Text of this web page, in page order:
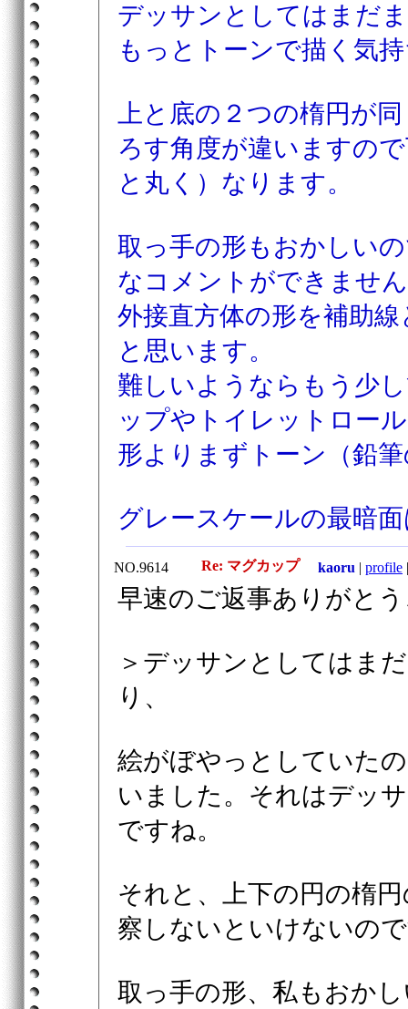
デッサンとしてはまだ
もっとトーンで描く気
上と底の２つの楕円が
ろす角度が違いますの
と丸く）なります。
取っ手の形もおかしい
なコメントができませ
外接直方体の形を補助
と思います。
難しいようならもう少
ップやトイレットロー
形よりまずトーン（鉛
グレースケールの最暗
NO.9614 Re: マグカップ kaoru | profile |
早速のご返事ありがと
＞デッサンとしてはま
り、
絵がぼやっとしていた
いました。それはデッ
ですね。
それと、上下の円の楕
察しないといけないの
取っ手の形、私もおか